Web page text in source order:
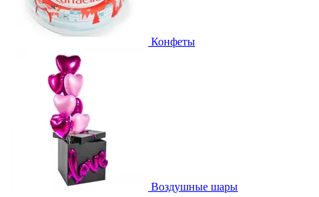
Конфеты
Воздушные шары